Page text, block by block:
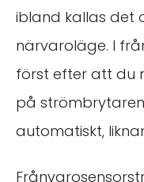
ibland kallas det
närvaroläge. I
först efter att du
på
automatiskt,